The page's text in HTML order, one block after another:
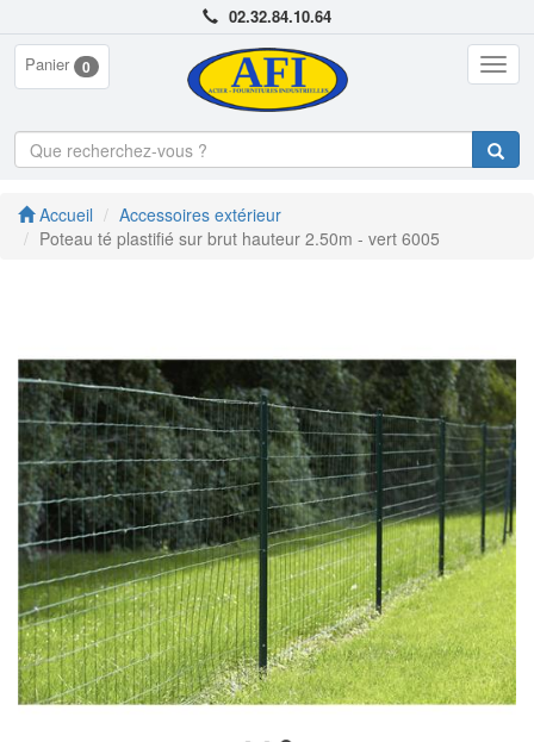
02.32.84.10.64
Panier 0
Accueil
Accessoires extérieur
Poteau té plastifié sur brut hauteur 2.50m - vert 6005